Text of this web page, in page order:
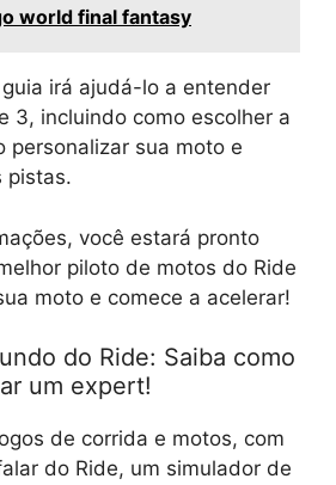
world final fantasy
irá ajudá-lo a entender
3, incluindo como escolher a
personalizar sua moto e
pistas.
você estará pronto
piloto de motos do Ride
moto e comece a acelerar!
do Ride: Saiba como
um expert!
de corrida e motos, com
do Ride, um simulador de